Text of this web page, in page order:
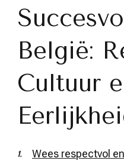
België:
Cultuur
Wees respectvol